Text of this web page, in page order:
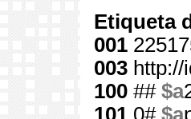
Etiqueta
001
003
100 ## $a
101 0# $a